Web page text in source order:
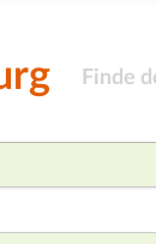
Finde